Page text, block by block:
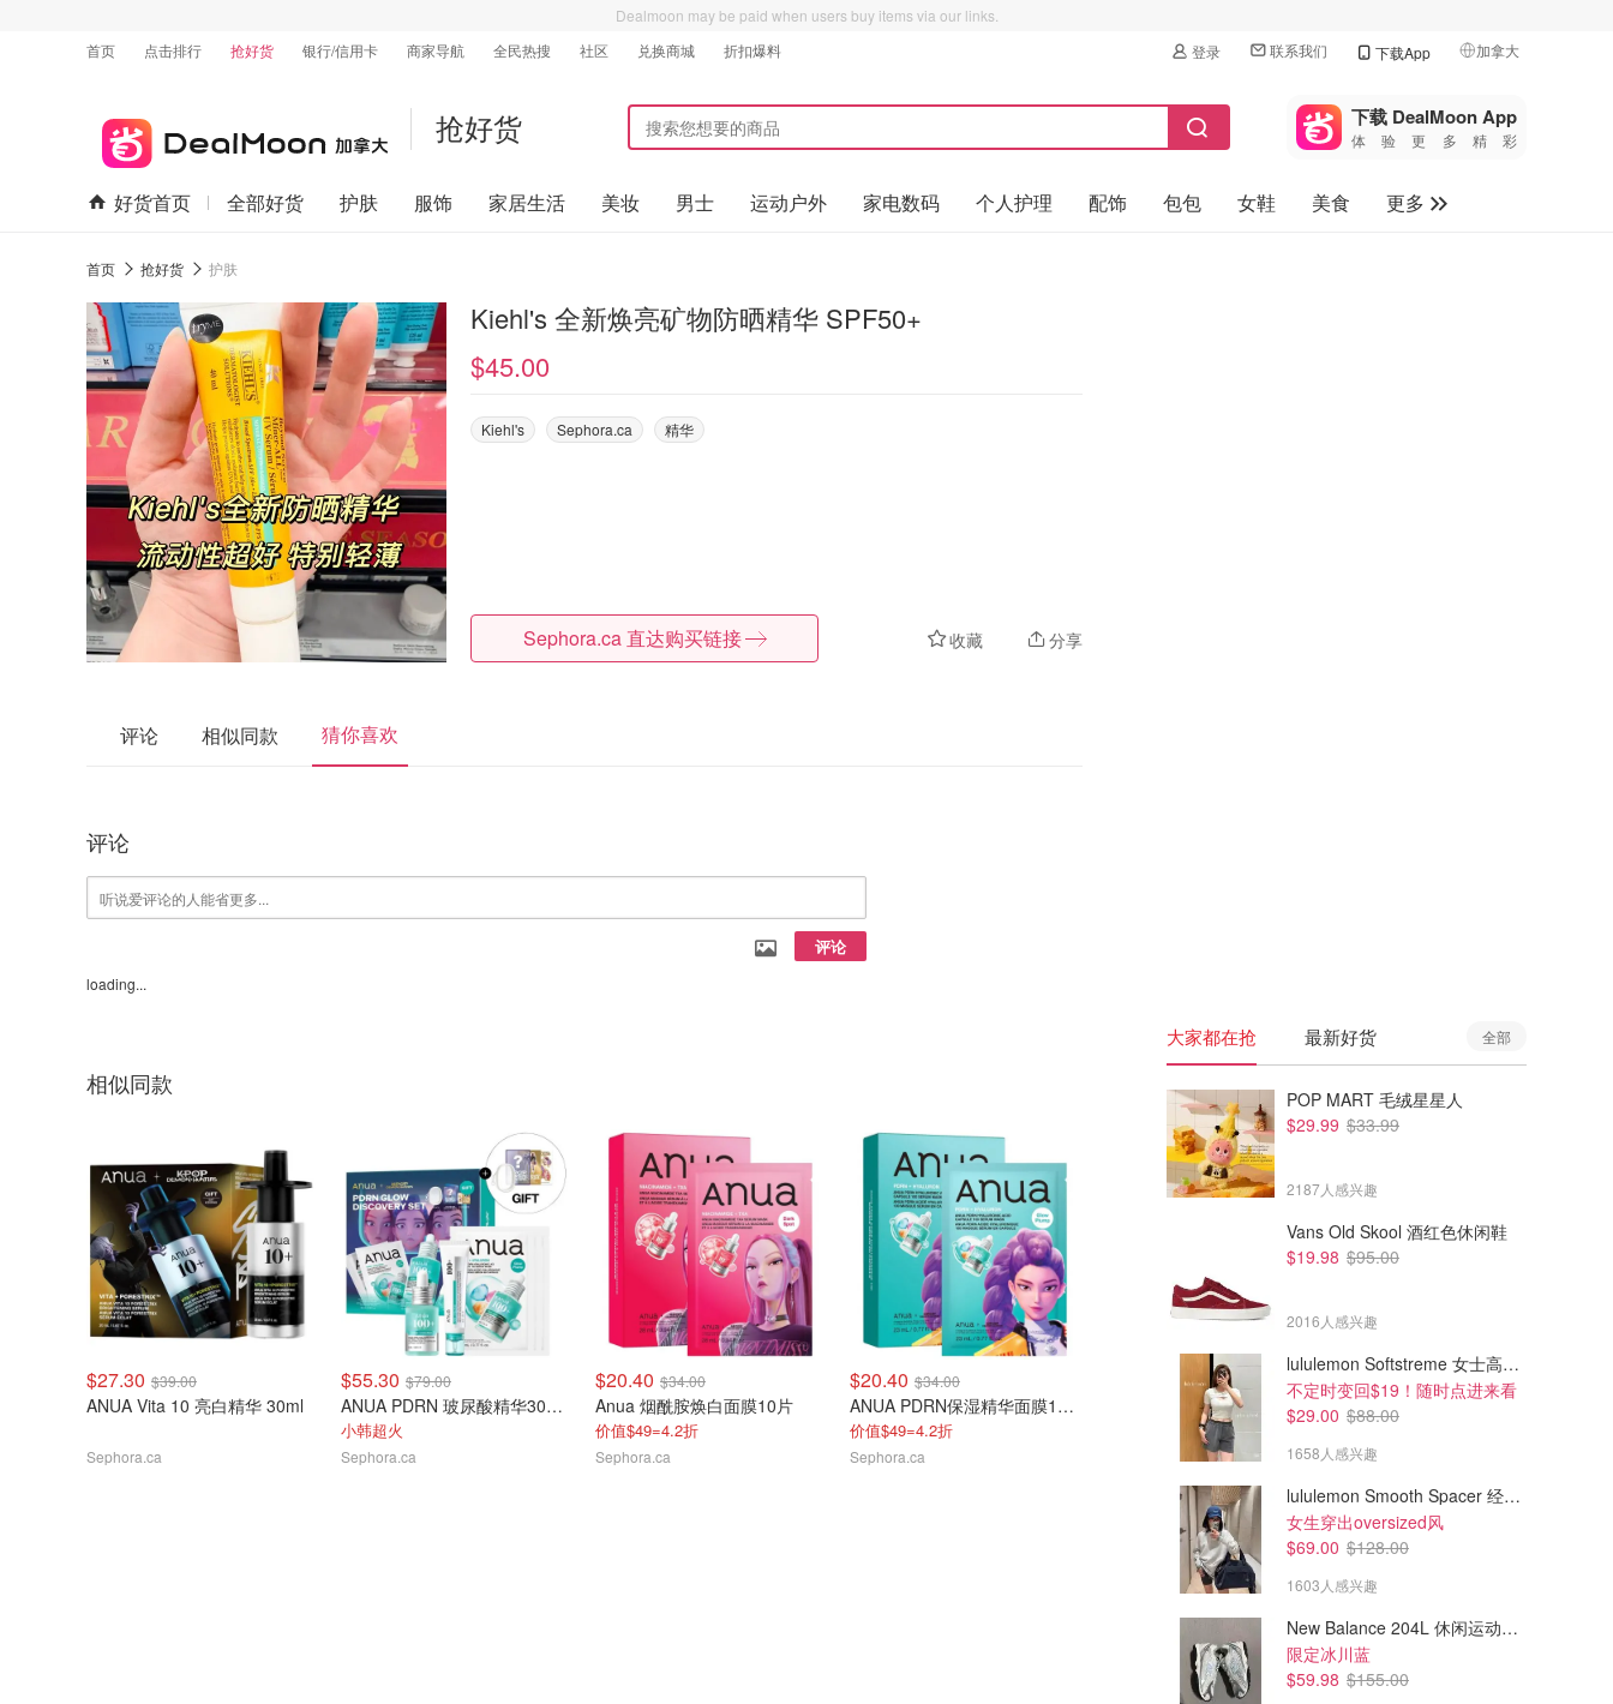
Dealmoon may be paid when users buy items via our links.
首页
点击排行 抢好货 银行/信用卡 商家导航 全民热搜 社区 兑换商城 折扣爆料 登录 联系我们 下载App 加拿大
🇺🇸
美国
🇨🇳中国
🇨🇦加拿大
抢好货 下载 DealMoon App
体验更多精彩
好货首页 全部好货 护肤 服饰 家居生活 美妆 男士 运动户外 家电数码 个人护理 配饰 包包 女鞋 美食
更多
首页 抢好货 护肤
Kiehl's 全新焕亮矿物防晒精华 SPF50+
$45.00
Kiehl's Sephora.ca 精华
收藏 分享
Sephora.ca 直达购买链接
评论 相似同款 猜你喜欢
评论
评论
loading...
相似同款
$27.30 $39.00
ANUA Vita 10 亮白精华 30ml
Sephora.ca
$55.30 $79.00
ANUA PDRN 玻尿酸精华30ml+面霜60ml+面膜x3片
小韩超火
Sephora.ca
$20.40 $34.00
Anua 烟酰胺焕白面膜10片
价值$49=4.2折
Sephora.ca
$20.40 $34.00
ANUA PDRN保湿精华面膜10片
价值$49=4.2折
Sephora.ca
$28.00
ANUA PDRN精华喷雾套装
可以挂在包包上
$20.40 $34.00
舒缓补水面膜10片
价值$49=4.2折
Sephora.ca
大家都在抢 最新好货 全部
POP MART 毛绒星星人
$29.99 $33.99
2187人感兴趣
Vans Old Skool 酒红色休闲鞋
$19.98 $95.00
2016人感兴趣
lululemon Softstreme 女士高腰短裤 10cm
不定时变回$19！随时点进来看
$29.00 $88.00
1658人感兴趣
lululemon Smooth Spacer 经典卫衣
女生穿出oversized风
$69.00 $128.00
1603人感兴趣
New Balance 204L 休闲运动鞋 蓝银色
限定冰川蓝
$59.98 $155.00